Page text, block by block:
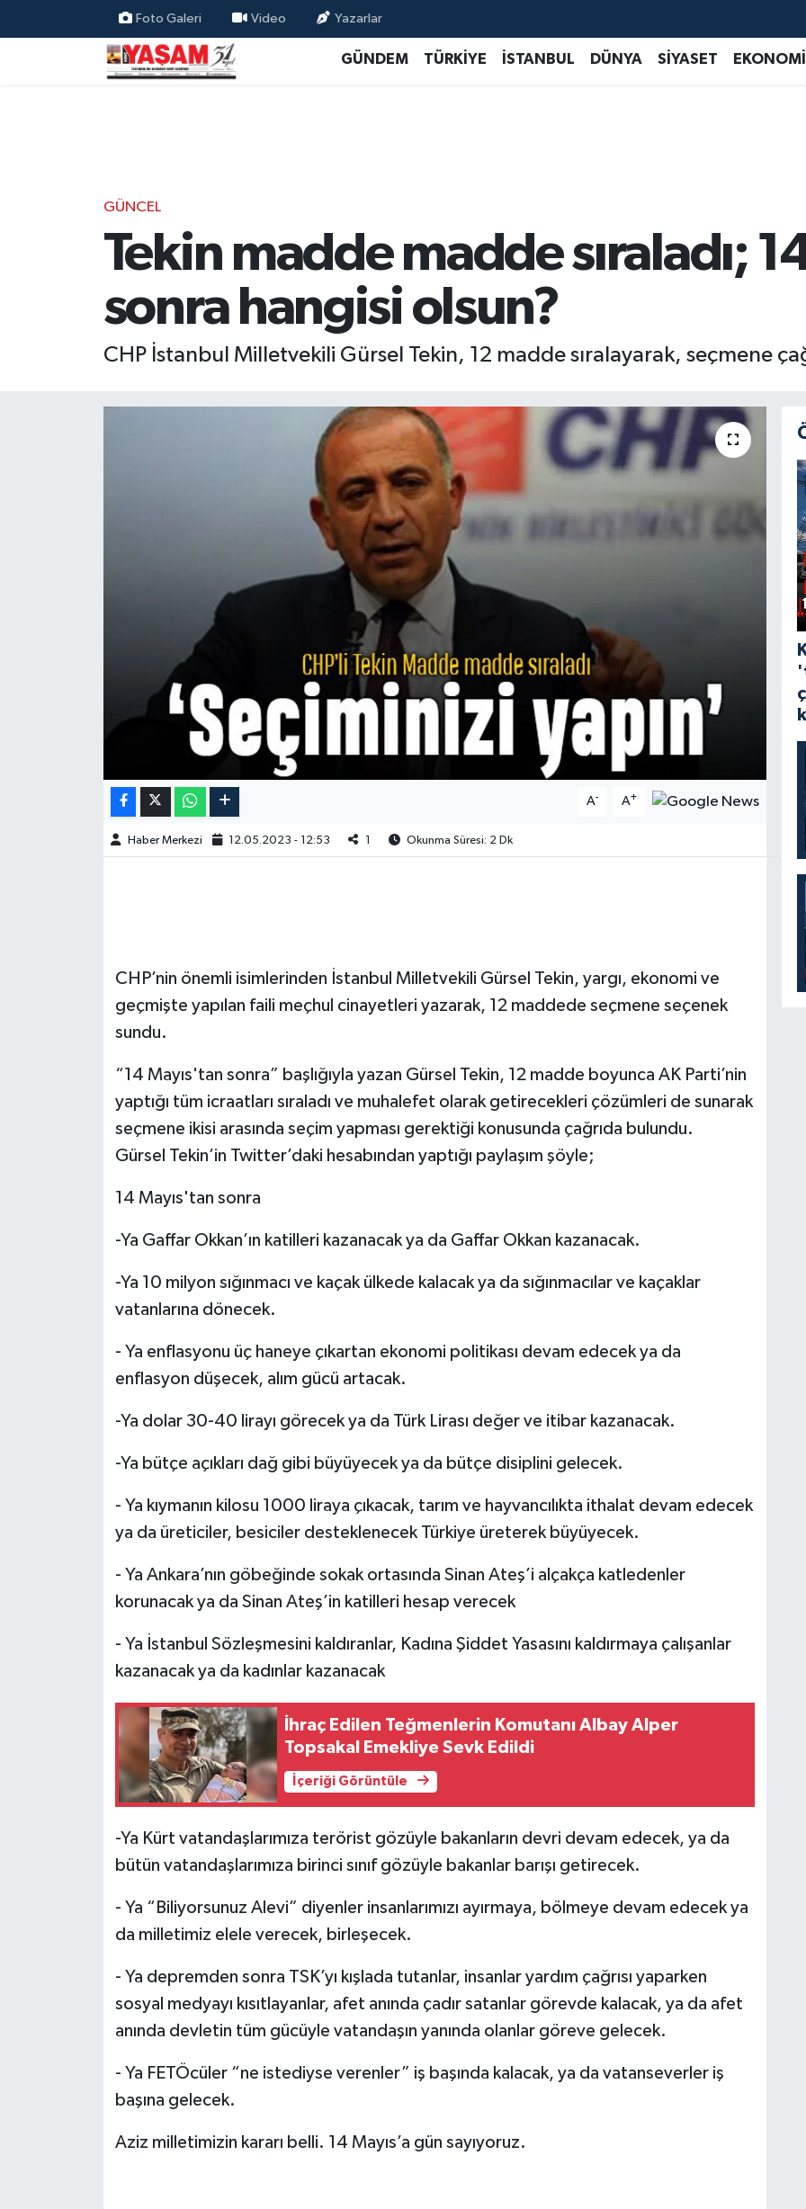
Foto Galeri Video Yazarlar
GÜNDEM TÜRKİYE İSTANBUL DÜNYA SİYASET EKONOMİ
GÜNCEL
Tekin madde madde sıraladı;
sonra hangisi olsun?
CHP İstanbul Milletvekili Gürsel Tekin, 12 madde sıralayarak, seçmene
A- A+
Haber Merkezi 12.05.2023 - 12:53 1 Okunma Süresi: 2 Dk
CHP’nin önemli isimlerinden İstanbul Milletvekili Gürsel Tekin, yargı, ekonomi ve
geçmişte yapılan faili meçhul cinayetleri yazarak, 12 maddede seçmene seçenek
sundu.
“14 Mayıs'tan sonra” başlığıyla yazan Gürsel Tekin, 12 madde boyunca AK Parti’nin
yaptığı tüm icraatları sıraladı ve muhalefet olarak getirecekleri çözümleri de sunarak
seçmene ikisi arasında seçim yapması gerektiği konusunda çağrıda bulundu.
Gürsel Tekin’in Twitter’daki hesabından yaptığı paylaşım şöyle;
14 Mayıs'tan sonra
-Ya Gaffar Okkan’ın katilleri kazanacak ya da Gaffar Okkan kazanacak.
-Ya 10 milyon sığınmacı ve kaçak ülkede kalacak ya da sığınmacılar ve kaçaklar
vatanlarına dönecek.
- Ya enflasyonu üç haneye çıkartan ekonomi politikası devam edecek ya da
enflasyon düşecek, alım gücü artacak.
-Ya dolar 30-40 lirayı görecek ya da Türk Lirası değer ve itibar kazanacak.
-Ya bütçe açıkları dağ gibi büyüyecek ya da bütçe disiplini gelecek.
- Ya kıymanın kilosu 1000 liraya çıkacak, tarım ve hayvancılıkta ithalat devam edecek
ya da üreticiler, besiciler desteklenecek Türkiye üreterek büyüyecek.
- Ya Ankara’nın göbeğinde sokak ortasında Sinan Ateş’i alçakça katledenler
korunacak ya da Sinan Ateş’in katilleri hesap verecek
- Ya İstanbul Sözleşmesini kaldıranlar, Kadına Şiddet Yasasını kaldırmaya çalışanlar
kazanacak ya da kadınlar kazanacak
İhraç Edilen Teğmenlerin Komutanı Albay Alper
Topsakal Emekliye Sevk Edildi
İçeriği Görüntüle
-Ya Kürt vatandaşlarımıza terörist gözüyle bakanların devri devam edecek, ya da
bütün vatandaşlarımıza birinci sınıf gözüyle bakanlar barışı getirecek.
- Ya “Biliyorsunuz Alevi” diyenler insanlarımızı ayırmaya, bölmeye devam edecek ya
da milletimiz elele verecek, birleşecek.
- Ya depremden sonra TSK’yı kışlada tutanlar, insanlar yardım çağrısı yaparken
sosyal medyayı kısıtlayanlar, afet anında çadır satanlar görevde kalacak, ya da afet
anında devletin tüm gücüyle vatandaşın yanında olanlar göreve gelecek.
- Ya FETÖcüler “ne istediyse verenler” iş başında kalacak, ya da vatanseverler iş
başına gelecek.
Aziz milletimizin kararı belli. 14 Mayıs’a gün sayıyoruz.